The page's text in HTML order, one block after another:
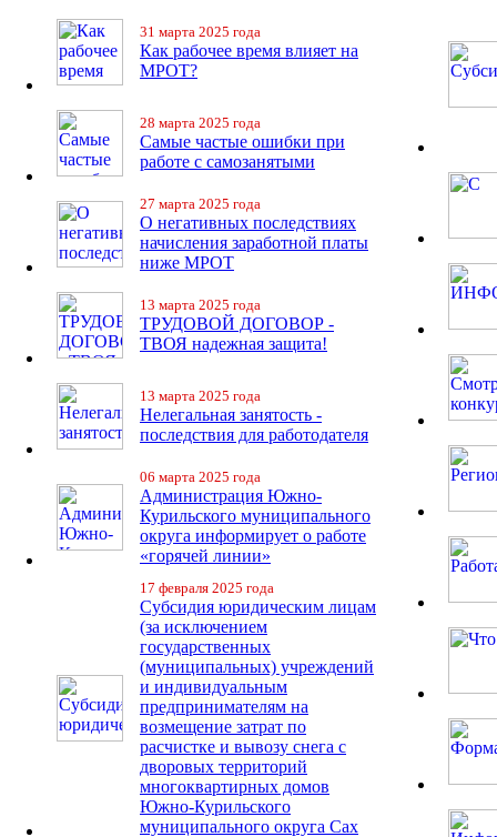
31 марта 2025 года
Как рабочее время влияет на
МРОТ?
28 марта 2025 года
Самые частые ошибки при
работе с самозанятыми
27 марта 2025 года
О негативных последствиях
начисления заработной платы
ниже МРОТ
13 марта 2025 года
ТРУДОВОЙ ДОГОВОР -
ТВОЯ надежная защита!
13 марта 2025 года
Нелегальная занятость -
последствия для работодателя
06 марта 2025 года
Администрация Южно-
Курильского муниципального
округа информирует о работе
«горячей линии»
17 февраля 2025 года
Субсидия юридическим лицам
(за исключением
государственных
(муниципальных) учреждений
и индивидуальным
предпринимателям на
возмещение затрат по
расчистке и вывозу снега с
дворовых территорий
многоквартирных домов
Южно-Курильского
муниципального округа Сах